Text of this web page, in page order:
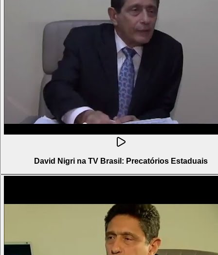
David Nigri na TV Brasil: Precatórios Estaduais